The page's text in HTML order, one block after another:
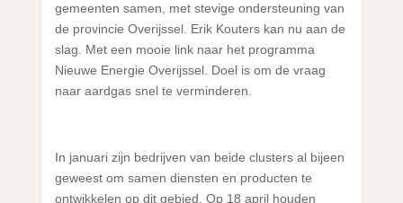
gemeenten samen, met stevige ondersteuning van
de provincie Overijssel. Erik Kouters kan nu aan de
slag. Met een mooie link naar het programma
Nieuwe Energie Overijssel. Doel is om de vraag
naar aardgas snel te verminderen.
In januari zijn bedrijven van beide clusters al bijeen
geweest om samen diensten en producten te
ontwikkelen op dit gebied. Op 18 april houden